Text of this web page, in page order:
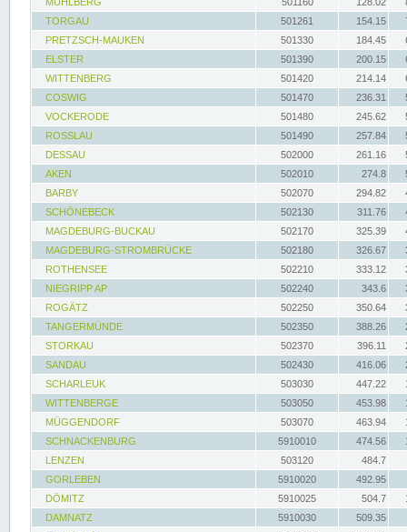
TORGAU
501261 154.15
PRETZSCH-MAUKEN
501330 184.45
ELSTER
501390 200.15
WITTENBERG
501420 214.14
COSWIG
501470 236.31
VOCKERODE
501480 245.62
ROSSLAU
501490 257.84
DESSAU
502000 261.16
AKEN
502010 274.8
BARBY
502070 294.82
SCHÖNEBECK
502130 311.76
MAGDEBURG-BUCKAU
502170 325.39
MAGDEBURG-STROMBRÜCKE
502180 326.67
ROTHENSEE
502210 333.12
NIEGRIPP AP
502240 343.6
ROGÄTZ
502250 350.64
TANGERMÜNDE
502350 388.26
STORKAU
502370 396.11
SANDAU
502430 416.06
SCHARLEUK
503030 447.22
WITTENBERGE
503050 453.98
MÜGGENDORF
503070 463.94
SCHNACKENBURG
5910010 474.56
LENZEN
503120 484.7
GORLEBEN
5910020 492.95
DÖMITZ
5910025 504.7
DAMNATZ
5910030
509.35